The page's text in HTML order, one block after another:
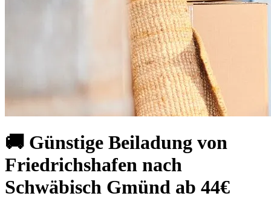
🚚 Günstige Beiladung von
Friedrichshafen nach
Schwäbisch Gmünd ab 44€